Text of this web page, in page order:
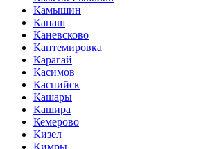
Камышин
Канаш
Каневсково
Кантемировка
Карагай
Касимов
Каспийск
Кашары
Кашира
Кемерово
Кизел
Кимры